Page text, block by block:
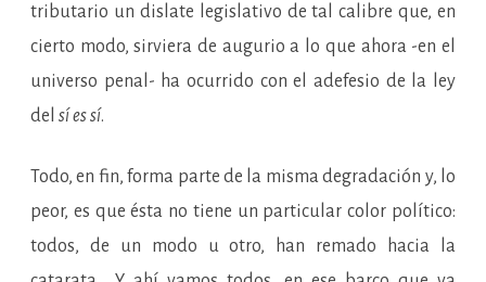
tributario un dislate legislativo de tal calibre que, en
cierto modo, sirviera de augurio a lo que ahora -en el
universo penal- ha ocurrido con el adefesio de la ley
del sí es sí.
Todo, en fin, forma parte de la misma degradación y, lo
peor, es que ésta no tiene un particular color político:
todos, de un modo u otro, han remado hacia la